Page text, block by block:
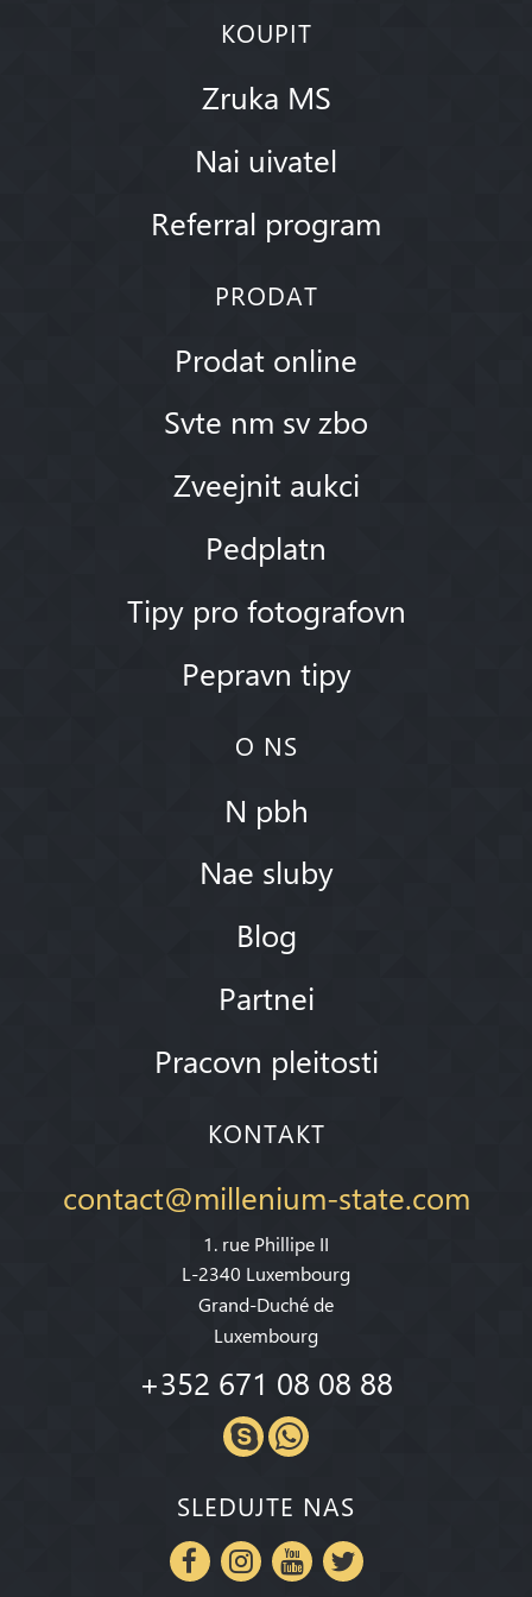
KOUPIT
Zruka MS
Nai uivatel
Referral program
PRODAT
Prodat online
Svte nm sv zbo
Zveejnit aukci
Pedplatn
Tipy pro fotografovn
Pepravn tipy
O NS
N pbh
Nae sluby
Blog
Partnei
Pracovn pleitosti
KONTAKT
contact@millenium-state.com
1. rue Phillipe II
L-2340 Luxembourg
Grand-Duché de
Luxembourg
+352 671 08 08 88
SLEDUJTE NAS